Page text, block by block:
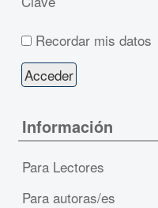
Recordar mis datos
Información
Para Lectores
Para autoras/es